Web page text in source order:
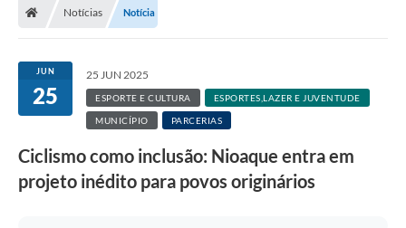
Notícias Notícia
JUN
25
25 JUN 2025
ESPORTE E CULTURA ESPORTES,LAZER E JUVENTUDE
MUNICÍPIO PARCERIAS
Ciclismo como inclusão: Nioaque entra em
projeto inédito para povos originários